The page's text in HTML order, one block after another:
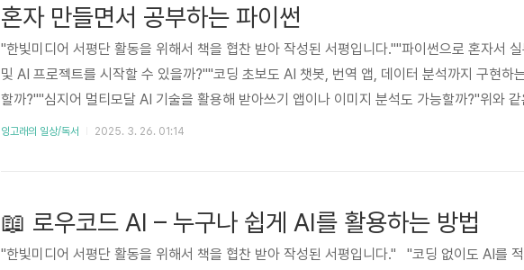
자가 실..
혼자 만들면서 공부하는 파이썬
"한빛미디어 서평단 활동을 위해서 책을 협찬 받아 작성된 서평입니다.""파이썬으로 혼자서 실무 활용
및 AI 프로젝트를 시작할 수 있을까?""코딩 초보도 AI 챗봇, 번역 앱, 데이터 분석까지 구현하
할까?""심지어 멀티모달 AI 기술을 활용해 받아쓰기 앱이나 이미지 분석도 가능할까?"위와 같
스스로 한 적 있다면, '혼자 만들면서 공부하는 파이썬'은 여러분을 위해 쓰인 책이라고 볼 수 있
잉고래의 일상/독서 2025. 3. 26. 01:14
📖 로우코드 AI – 누구나 쉽게 AI를 활용하는 방법
"한빛미디어 서평단 활동을 위해서 책을 협찬 받아 작성된 서평입니다." "코딩 없이도 AI를 적용할 수